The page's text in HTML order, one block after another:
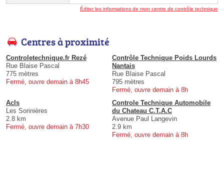
Éditer les informations de mon centre de contrôle technique
Centres à proximité
Controletechnique.fr Rezé
Rue Blaise Pascal
775 mètres
Fermé, ouvre demain à 8h45
Contrôle Technique Poids Lourds
Nantais
Rue Blaise Pascal
795 mètres
Fermé, ouvre demain à 8h
Acls
Les Sorinières
2.8 km
Fermé, ouvre demain à 7h30
Controle Technique Automobile
du Chateau C.T.A.C
Avenue Paul Langevin
2.9 km
Fermé, ouvre demain à 8h